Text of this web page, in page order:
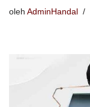
oleh AdminHandal